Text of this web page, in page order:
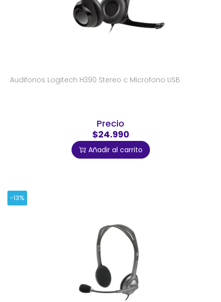
Audifonos Logitech H390 Stereo c Microfono USB
Precio
$24.990
Añadir al carrito
-13%